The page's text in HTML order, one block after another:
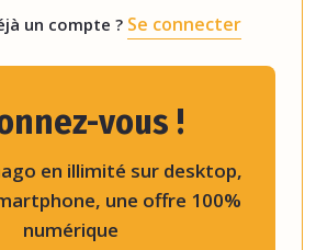
un compte ? Se connecter
vous !
en illimité sur desktop,
une offre 100%
numérique